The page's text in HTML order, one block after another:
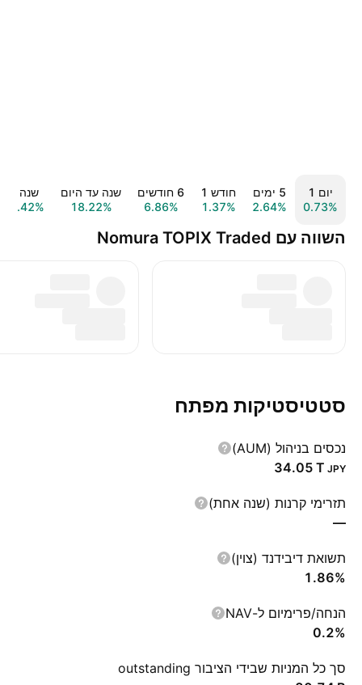
יום ‎1‎
0.73%
‎5‎ ימים
2.64%
חודש ‎1‎
1.37%
‎6‎ חודשים
6.86%
שנה עד היום
18.22%
שנה ‎1‎
37.42%
השווה עם Nomura TOPIX Traded
סטטיסטיקות מפתח
נכסים בניהול (AUM)
‪34.05 T‬ JPY
תזרימי קרנות (שנה אחת)
—
תשואת דיבידנד (צוין)
1.86%
הנחה/פרימיום ל-NAV
0.2%
סך כל המניות שבידי הציבור outstanding